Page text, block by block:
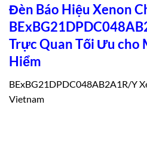
Đèn Báo Hiệu Xenon
Trực Quan Tối Ưu cho
Hiểm
BExBG21DPDC048AB2A1R/Y
Vietnam